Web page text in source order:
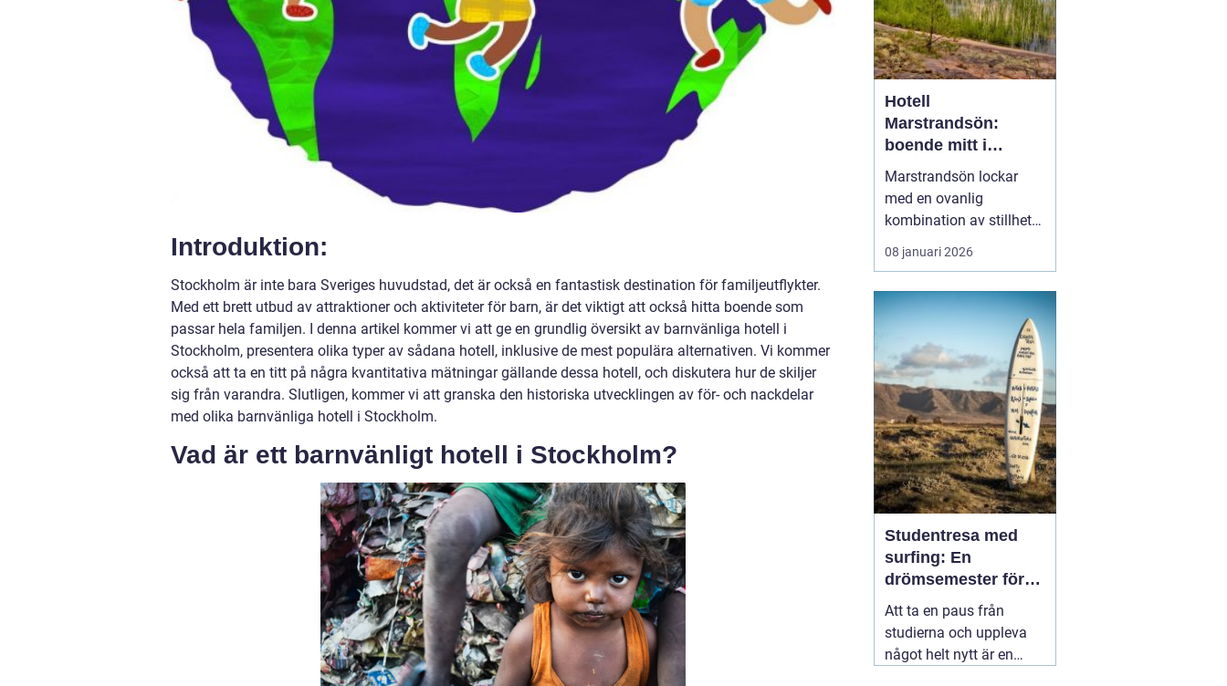
Introduktion:
Stockholm är inte bara Sveriges huvudstad, det är också en fantastisk destination för familjeutflykter.
Med ett brett utbud av attraktioner och aktiviteter för barn, är det viktigt att också hitta boende som
passar hela familjen. I denna artikel kommer vi att ge en grundlig översikt av barnvänliga hotell i
Stockholm, presentera olika typer av sådana hotell, inklusive de mest populära alternativen. Vi kommer
också att ta en titt på några kvantitativa mätningar gällande dessa hotell, och diskutera hur de skiljer
sig från varandra. Slutligen, kommer vi att granska den historiska utvecklingen av för- och nackdelar
med olika barnvänliga hotell i Stockholm.
Vad är ett barnvänligt hotell i Stockholm?
Hotell
Marstrandsön:
boende mitt i
Bohusläns
skärgårdspuls
Marstrandsön lockar
med en ovanlig
kombination av stillhet
och liv. Här möts salta
bad, segelbåtar,
moderna restauranger
inom några få minuters
promenad. För många är
valet ...
08 januari 2026
Studentresa med
surfing: En
drömsemester för
studenter i Portugal
Att ta en paus från
studierna och uppleva
något helt nytt är en